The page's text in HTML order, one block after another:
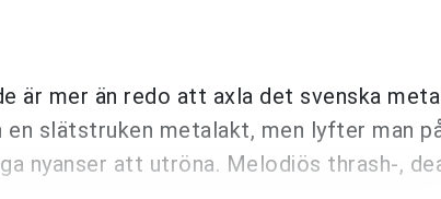
är mer än redo att axla det svenska
slätstruken metalakt, men lyfter man
nyanser att utröna. Melodiös thrash-,